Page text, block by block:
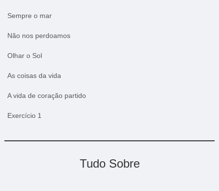
Sempre o mar
Não nos perdoamos
Olhar o Sol
As coisas da vida
A vida de coração partido
Exercício 1
Tudo Sobre